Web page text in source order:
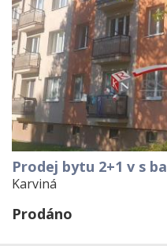
Prodej bytu 2+1 v s
Karviná
Prodáno